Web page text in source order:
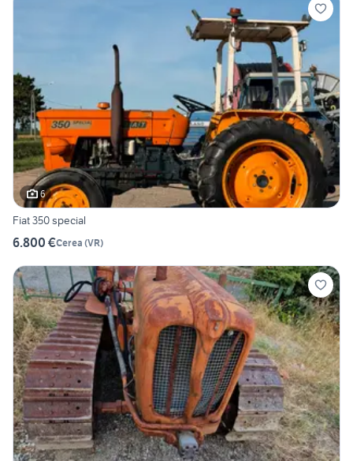
6
Fiat 350 special
6.800 €Cerea (VR)